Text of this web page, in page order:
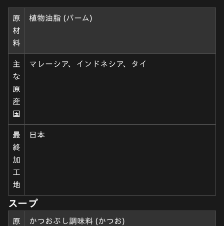
原
材
料
植物油脂 (パーム)
主
な
原
産
国
マレーシア、インドネシア、タイ
最
終
加
工
地
日本
スープ
原
かつおぶし調味料 (かつお)